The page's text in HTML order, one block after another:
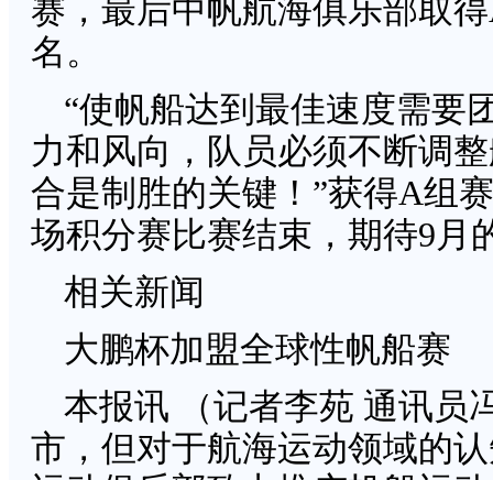
赛，最后中帆航海俱乐部取
名。
“使帆船达到最佳速度需要
力和风向，队员必须不断调
合是制胜的关键！”获得A组
场积分赛比赛结束，期待9月
相关新闻
大鹏杯加盟全球性帆船赛
本报讯 （记者李苑 通讯员
市，但对于航海运动领域的